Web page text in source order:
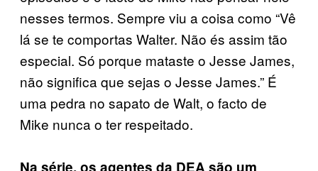
nesses termos. Sempre viu a coisa como “Vê
lá se te comportas Walter. Não és assim tão
especial. Só porque mataste o Jesse James,
não significa que sejas o Jesse James.” É
uma pedra no sapato de Walt, o facto de
Mike nunca o ter respeitado.
Na série, os agentes da DEA são um